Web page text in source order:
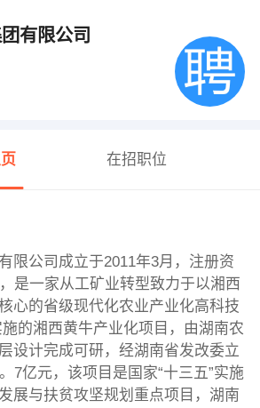
有限公司
在招职位
限公司成立于2011年3月，注册资
是一家从工矿业转型致力于以湘西
心的省级现代化农业产业化高科技
的湘西黄牛产业化项目，由湖南农
设计完成可研，经湖南省发改委立
7亿元，该项目是国家“十三五”实施
展与扶贫攻坚规划重点项目，湖南